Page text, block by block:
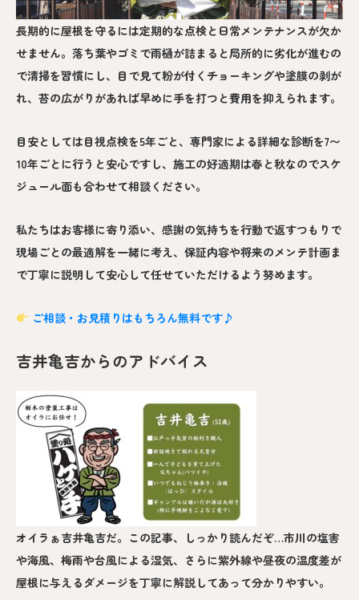
長期的に屋根を守るには定期的な点検と日常メンテナンスが欠か
せません。落ち葉やゴミで雨樋が詰まると局所的に劣化が進むの
で清掃を習慣にし、目で見て粉が付くチョーキングや塗膜の剥が
れ、苔の広がりがあれば早めに手を打つと費用を抑えられます。
目安としては目視点検を5年ごと、専門家による詳細な診断を7〜
10年ごとに行うと安心ですし、施工の好適期は春と秋なのでスケ
ジュール面も合わせて相談ください。
私たちはお客様に寄り添い、感謝の気持ちを行動で返すつもりで
現場ごとの最適解を一緒に考え、保証内容や将来のメンテ計画ま
で丁寧に説明して安心して任せていただけるよう努めます。
ご相談・お見積りはもちろん無料です♪
吉井亀吉からのアドバイス
オイラぁ吉井亀吉だ。この記事、しっかり読んだぞ…市川の塩害
や海風、梅雨や台風による湿気、さらに紫外線や昼夜の温度差が
屋根に与えるダメージを丁寧に解説してあって分かりやすい。